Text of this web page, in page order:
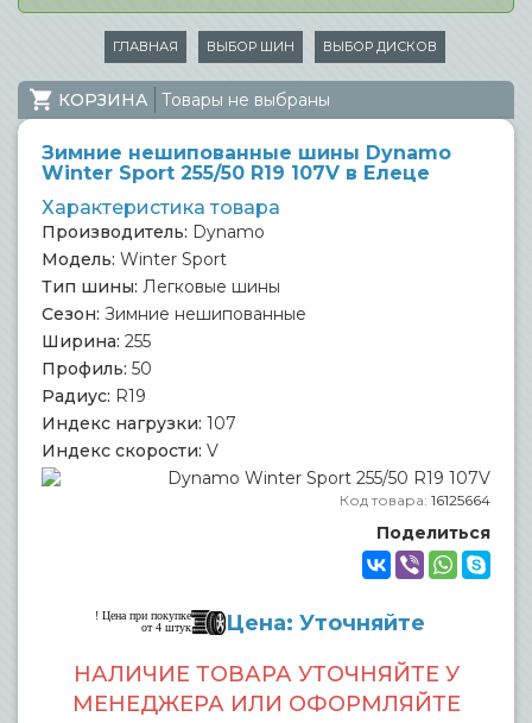
ГЛАВНАЯ ВЫБОР ШИН ВЫБОР ДИСКОВ
КОРЗИНА Товары не выбраны
Зимние нешипованные шины Dynamo
Winter Sport 255/50 R19 107V в Елеце
Характеристика товара
Производитель: Dynamo
Модель: Winter Sport
Тип шины: Легковые шины
Сезон: Зимние нешипованные
Ширина: 255
Профиль: 50
Радиус: R19
Индекс нагрузки: 107
Индекс скорости: V
Код товара: 16125664
Поделиться
! Цена при покупке
от 4 штук
Цена: Уточняйте
НАЛИЧИЕ ТОВАРА УТОЧНЯЙТЕ У
МЕНЕДЖЕРА ИЛИ ОФОРМЛЯЙТЕ